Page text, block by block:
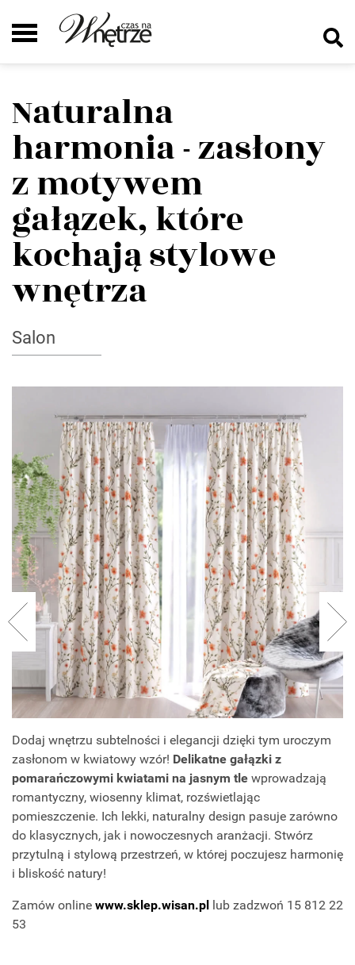
Naturalna
harmonia - zasłony
z motywem
gałązek, które
kochają stylowe
wnętrza
Salon
Dodaj wnętrzu subtelności i elegancji dzięki tym uroczym
zasłonom w kwiatowy wzór! Delikatne gałązki z
pomarańczowymi kwiatami na jasnym tle wprowadzają
romantyczny, wiosenny klimat, rozświetlając
pomieszczenie. Ich lekki, naturalny design pasuje zarówno
do klasycznych, jak i nowoczesnych aranżacji. Stwórz
przytulną i stylową przestrzeń, w której poczujesz harmonię
i bliskość natury!
Zamów online www.sklep.wisan.pl lub zadzwoń 15 812 22
53